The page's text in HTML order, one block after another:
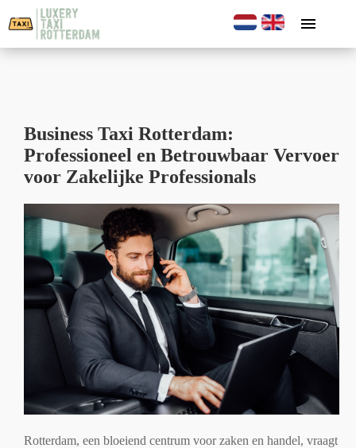
menu
Business Taxi Rotterdam:
Professioneel en Betrouwbaar Vervoer
voor Zakelijke Professionals
Rotterdam, een bloeiend centrum voor zaken en handel, vraagt